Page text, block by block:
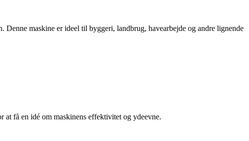
maskine er ideel til byggeri, landbrug, havearbejde og andre lignende
få en idé om maskinens effektivitet og ydeevne.